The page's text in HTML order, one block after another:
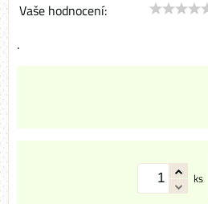
Vaše hodnocení:
.
ks